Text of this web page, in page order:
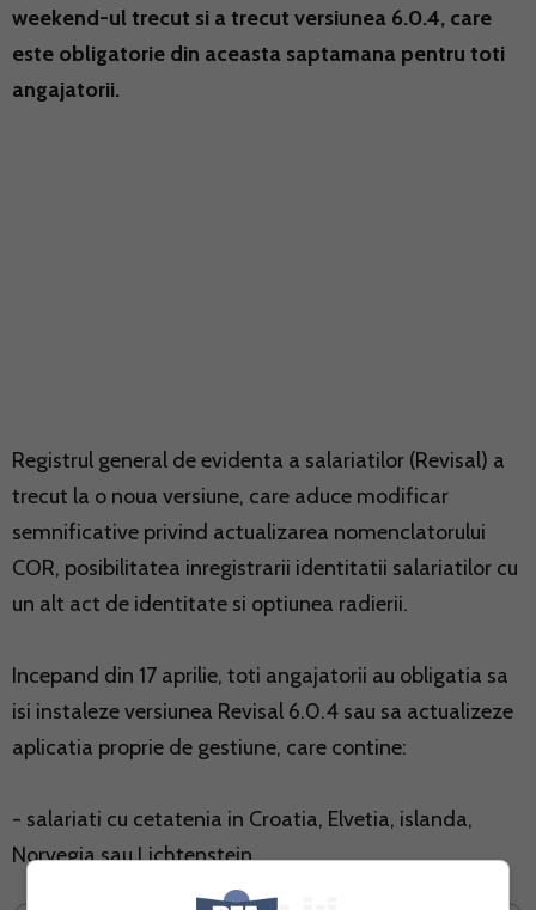
weekend-ul trecut si a trecut versiunea 6.0.4, care
este obligatorie din aceasta saptamana pentru toti
angajatorii.
Registrul general de evidenta a salariatilor (Revisal) a
trecut la o noua versiune, care aduce modificar
semnificative privind actualizarea nomenclatorului
COR, posibilitatea inregistrarii identitatii salariatilor cu
un alt act de identitate si optiunea radierii.
Incepand din 17 aprilie, toti angajatorii au obligatia sa
isi instaleze versiunea Revisal 6.0.4 sau sa actualizeze
aplicatia proprie de gestiune, care contine:
- salariati cu cetatenia in Croatia, Elvetia, islanda,
Norvegia sau Lichtenstein